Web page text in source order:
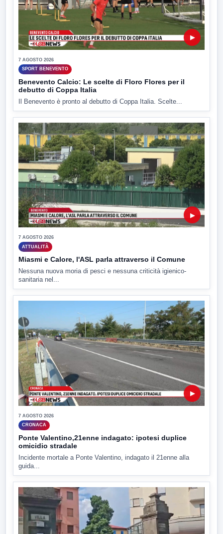
▶
7 AGOSTO 2026
SPORT BENEVENTO
Benevento Calcio: Le scelte di Floro Flores per il
debutto di Coppa Italia
Il Benevento è pronto al debutto di Coppa Italia. Scelte...
▶
7 AGOSTO 2026
ATTUALITÀ
Miasmi e Calore, l'ASL parla attraverso il Comune
Nessuna nuova moria di pesci e nessuna criticità igienico-
sanitaria nel...
▶
7 AGOSTO 2026
CRONACA
Ponte Valentino,21enne indagato: ipotesi duplice
omicidio stradale
Incidente mortale a Ponte Valentino, indagato il 21enne alla
guida...